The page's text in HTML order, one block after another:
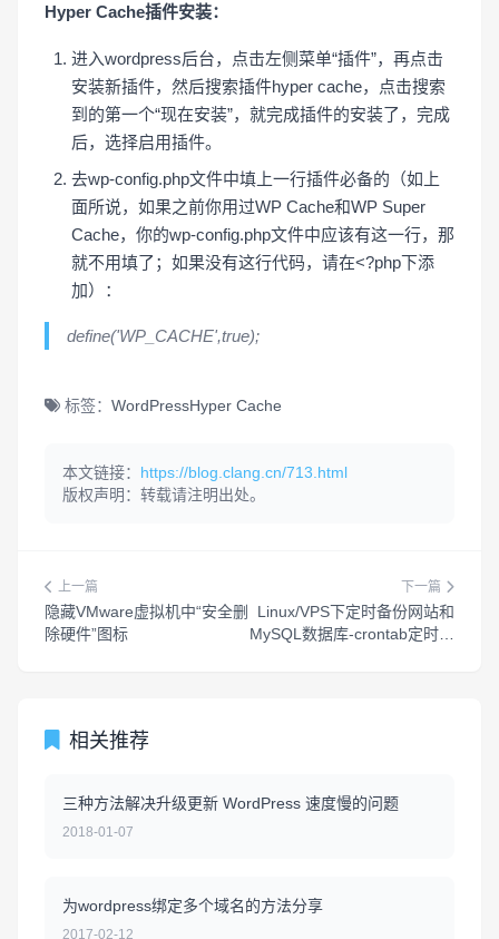
Hyper Cache插件安装：
进入wordpress后台，点击左侧菜单“插件”，再点击
安装新插件，然后搜索插件hyper cache，点击搜索
到的第一个“现在安装”，就完成插件的安装了，完成
后，选择启用插件。
去wp-config.php文件中填上一行插件必备的（如上
面所说，如果之前你用过WP Cache和WP Super
Cache，你的wp-config.php文件中应该有这一行，那
就不用填了；如果没有这行代码，请在<?php下添
加）：
define('WP_CACHE',true);
标签： WordPressHyper Cache
本文链接： https://blog.clang.cn/713.html
版权声明：转载请注明出处。
上一篇
隐藏VMware虚拟机中“安全删
除硬件”图标
下一篇
Linux/VPS下定时备份网站和
MySQL数据库-crontab定时任
相关推荐
三种方法解决升级更新 WordPress 速度慢的问题
2018-01-07
为wordpress绑定多个域名的方法分享
2017-02-12